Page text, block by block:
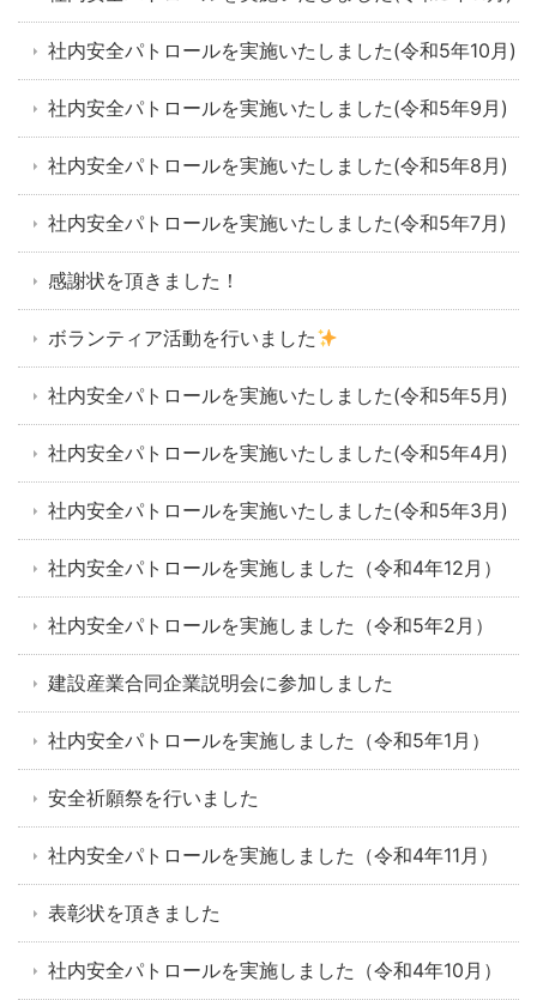
社内安全パトロールを実施いたしました(令和5年10月)
社内安全パトロールを実施いたしました(令和5年9月)
社内安全パトロールを実施いたしました(令和5年8月)
社内安全パトロールを実施いたしました(令和5年7月)
感謝状を頂きました！
ボランティア活動を行いました
社内安全パトロールを実施いたしました(令和5年5月)
社内安全パトロールを実施いたしました(令和5年4月)
社内安全パトロールを実施いたしました(令和5年3月)
社内安全パトロールを実施しました（令和4年12月）
社内安全パトロールを実施しました（令和5年2月）
建設産業合同企業説明会に参加しました
社内安全パトロールを実施しました（令和5年1月）
安全祈願祭を行いました
社内安全パトロールを実施しました（令和4年11月）
表彰状を頂きました
社内安全パトロールを実施しました（令和4年10月）